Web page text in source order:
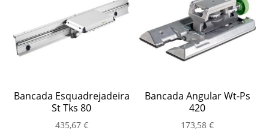
Bancada Esquadrejadeira
St Tks 80
435,67 €
Bancada Angular Wt-Ps
420
173,58€